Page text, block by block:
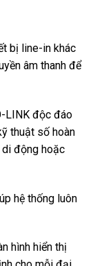
bị line-in khác
âm thanh để
LINK độc đáo
thuật số hoàn
di động hoặc
hệ thống luôn
hình hiển thị